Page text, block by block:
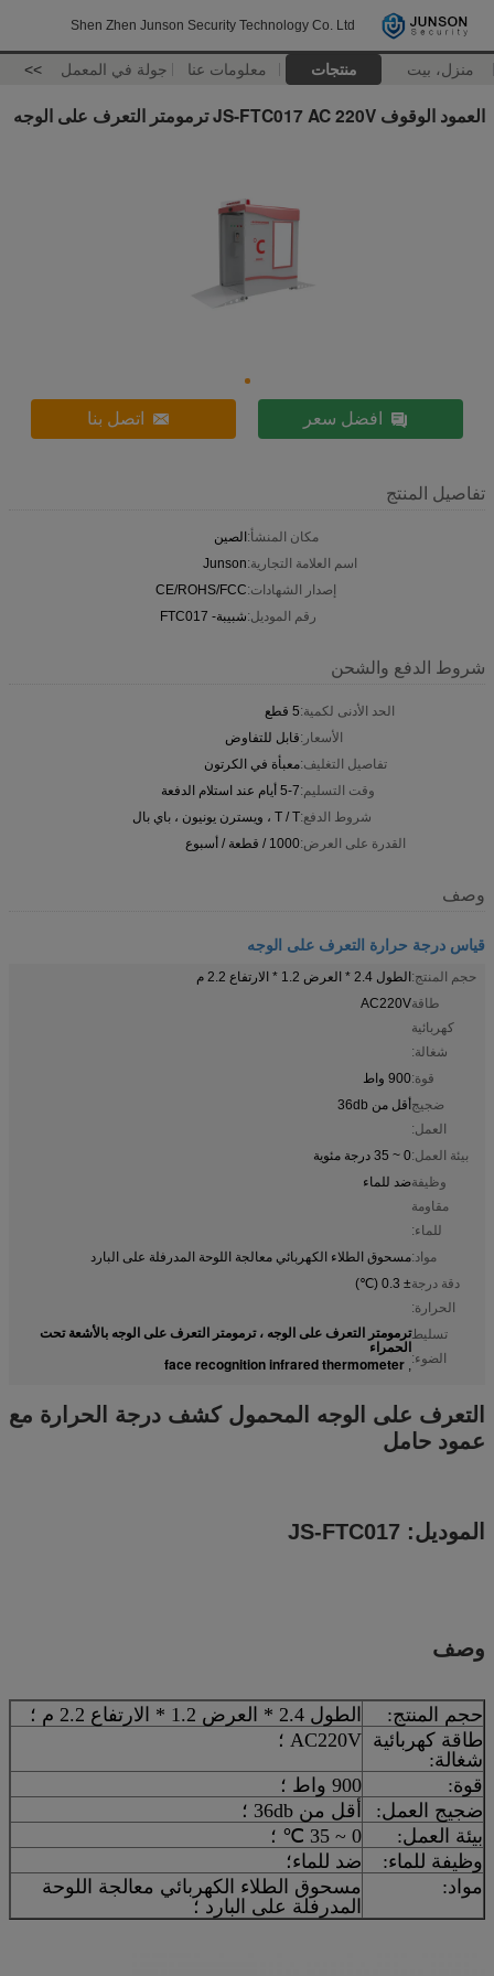
Shen Zhen Junson Security Technology Co. Ltd
منزل، بيت منتجات معلومات عنا جولة في المعمل >>
العمود الوقوف JS-FTC017 AC 220V ترمومتر التعرف على الوجه
افضل سعر اتصل بنا
تفاصيل المنتج
مكان المنشأ:الصين
اسم العلامة التجارية:Junson
إصدار الشهادات:CE/ROHS/FCC
رقم الموديل:شبيبة- FTC017
شروط الدفع والشحن
الحد الأدنى لكمية:5 قطع
الأسعار:قابل للتفاوض
تفاصيل التغليف:معبأة في الكرتون
وقت التسليم:5-7 أيام عند استلام الدفعة
شروط الدفع:T / T ، ويسترن يونيون ، باي بال
القدرة على العرض:1000 / قطعة / أسبوع
وصف
قياس درجة حرارة التعرف على الوجه
حجم المنتج:الطول 2.4 * العرض 1.2 * الارتفاع 2.2 م
طاقة
كهربائية
شغالة:
AC220V
قوة:900 واط
ضجيج
العمل:
أقل من 36db
بيئة العمل:0 ~ 35 درجة مئوية
وظيفة
مقاومة
للماء:
ضد للماء
مواد:مسحوق الطلاء الكهربائي معالجة اللوحة المدرفلة على البارد
دقة درجة
الحرارة:
± 0.3 (℃)
تسليط
الضوء:
ترمومتر التعرف على الوجه ، ترمومتر التعرف على الوجه بالأشعة تحت
الحمراء
,
face recognition infrared thermometer
التعرف على الوجه المحمول كشف درجة الحرارة مع
عمود حامل
الموديل: JS- FTC017
وصف
حجم المنتج:
الطول 2.4 * العرض 1.2 * الارتفاع 2.2 م ؛
طاقة كهربائية
شغالة:
AC220V ؛
قوة:
900 واط ؛
ضجيج العمل:
أقل من 36db ؛
بيئة العمل:
0 ~ 35 ℃ ؛
وظيفة للماء:
ضد للماء؛
مواد:
مسحوق الطلاء الكهربائي معالجة اللوحة
المدرفلة على البارد ؛